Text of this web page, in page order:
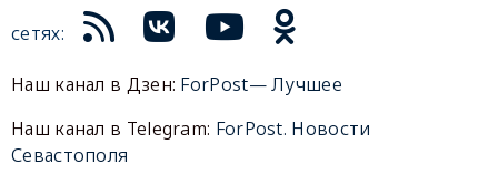
сетях:
Наш канал в Дзен: ForPost— Лучшее
Наш канал в Telegram: ForPost. Новости
Севастополя